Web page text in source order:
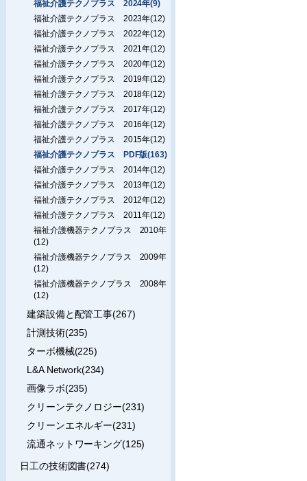
福祉介護テクノプラス 2024年(9)
福祉介護テクノプラス 2023年(12)
福祉介護テクノプラス 2022年(12)
福祉介護テクノプラス 2021年(12)
福祉介護テクノプラス 2020年(12)
福祉介護テクノプラス 2019年(12)
福祉介護テクノプラス 2018年(12)
福祉介護テクノプラス 2017年(12)
福祉介護テクノプラス 2016年(12)
福祉介護テクノプラス 2015年(12)
福祉介護テクノプラス PDF版(163)
福祉介護テクノプラス 2014年(12)
福祉介護テクノプラス 2013年(12)
福祉介護テクノプラス 2012年(12)
福祉介護テクノプラス 2011年(12)
福祉介護機器テクノプラス 2010年
(12)
福祉介護機器テクノプラス 2009年
(12)
福祉介護機器テクノプラス 2008年
(12)
建築設備と配管工事(267)
計測技術(235)
ターボ機械(225)
L&A Network(234)
画像ラボ(235)
クリーンテクノロジー(231)
クリーンエネルギー(231)
流通ネットワーキング(125)
日工の技術図書(274)